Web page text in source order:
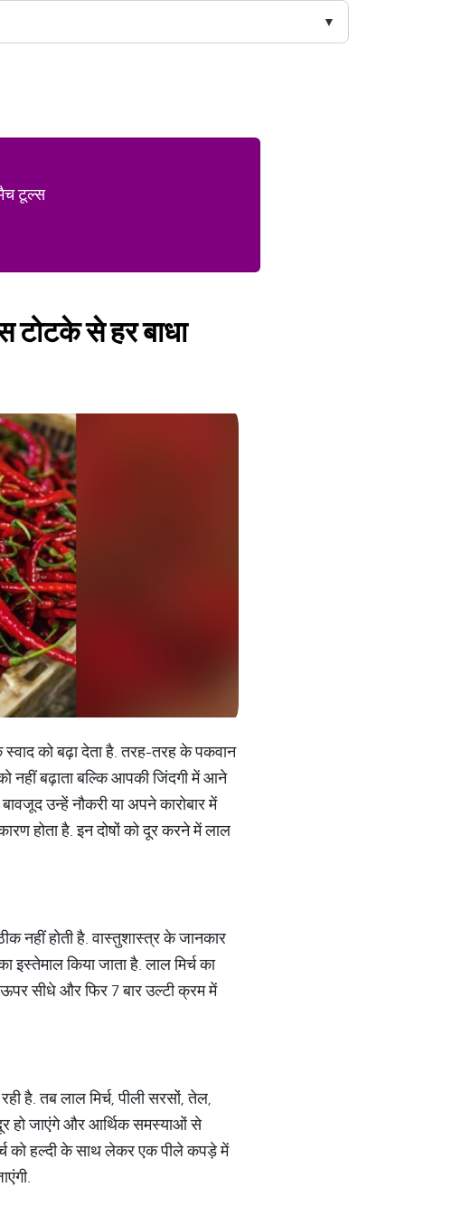
टूल्स
टोटके से हर बाधा
को बढ़ा देता है. तरह-तरह के पकवान
नहीं बढ़ाता बल्कि आपकी जिंदगी में आने
उन्हें नौकरी या अपने कारोबार में
होता है. इन दोषों को दूर करने में लाल
नहीं होती है. वास्तुशास्त्र के जानकार
किया जाता है. लाल मिर्च का
सीधे और फिर 7 बार उल्टी क्रम में
है. तब लाल मिर्च, पीली सरसों, तेल,
हो जाएंगे और आर्थिक समस्याओं से
को हल्दी के साथ लेकर एक पीले कपड़े में